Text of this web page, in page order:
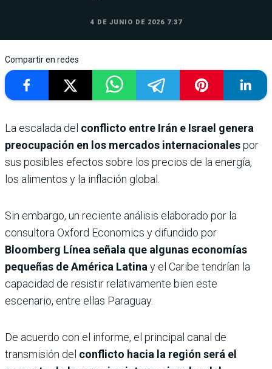
4 DE JUNIO DE 2026 7:37
Compartir en redes
La escalada del conflicto entre Irán e Israel genera
preocupación en los mercados internacionalespor
sus posibles efectos sobre los precios de la energía,
los alimentos y la inflación global.
Sin embargo, un reciente análisis elaborado por la
consultora Oxford Economics y difundido por
Bloomberg Línea señala que algunas economías
pequeñas de América Latinay el Caribe tendrían la
capacidad de resistir relativamente bien este
escenario, entre ellas Paraguay.
De acuerdo con el informe, el principal canal de
transmisión del conflicto hacia la región será el